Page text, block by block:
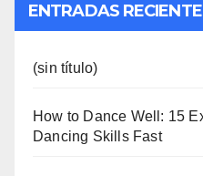
ENTRADAS
(sin título)
How to Dance Well: 15
Dancing Skills Fast